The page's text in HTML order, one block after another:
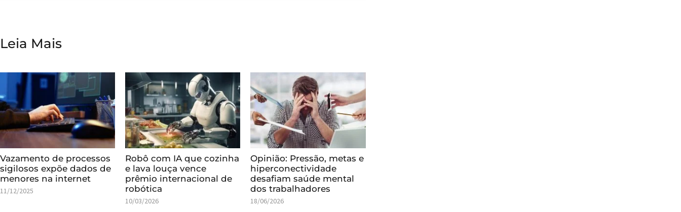
Leia Mais
Vazamento de processos
sigilosos expõe dados de
menores na internet
11/12/2025
Robô com IA que cozinha
e lava louça vence
prêmio internacional de
robótica
10/03/2026
Opinião: Pressão, metas e
hiperconectividade
desafiam saúde mental
dos trabalhadores
18/06/2026